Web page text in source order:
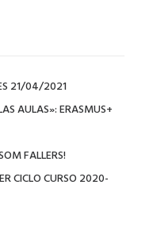
21/04/2021
AULAS»: ERASMUS+
FALLERS!
CICLO CURSO 2020-